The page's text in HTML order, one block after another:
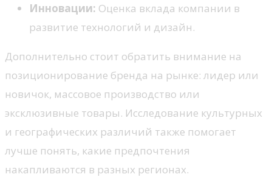
Инновации: Оценка вклада компании в
развитие технологий и дизайн.
Дополнительно стоит обратить внимание на
позиционирование бренда на рынке: лидер или
новичок, массовое производство или
эксклюзивные товары. Исследование культурных
и географических различий также помогает
лучше понять, какие предпочтения
накапливаются в разных регионах.